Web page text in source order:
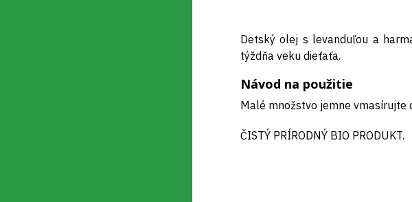
Detský olej s levanduľou a
týždňa veku dieťaťa.
Návod na použitie
Malé množstvo jemne vmasírujte
ČISTÝ PRÍRODNÝ BIO PRODUKT.